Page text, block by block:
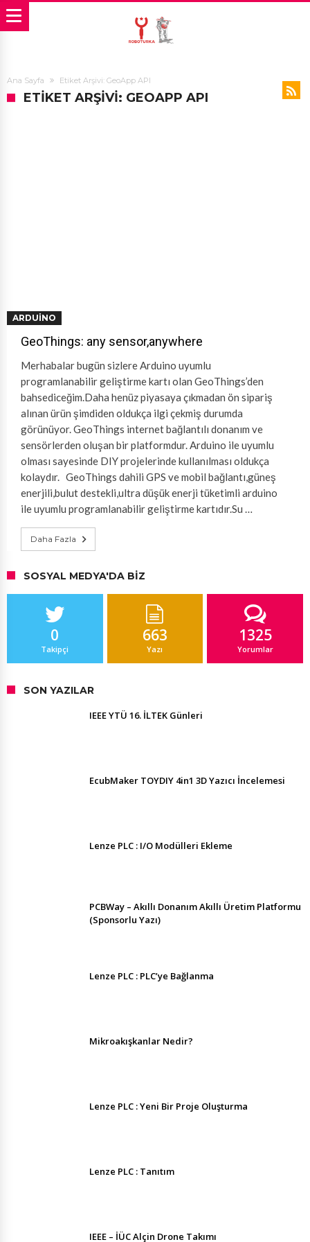
Ana Sayfa Etiket Arşivi: GeoApp API
ETIKET ARŞIVI: GEOAPP API
ARDUINO
GeoThings: any sensor,anywhere
Merhabalar bugün sizlere Arduino uyumlu
programlanabilir geliştirme kartı olan GeoThings’den
bahsediceğim.Daha henüz piyasaya çıkmadan ön sipariş
alınan ürün şimdiden oldukça ilgi çekmiş durumda
görünüyor. GeoThings internet bağlantılı donanım ve
sensörlerden oluşan bir platformdur. Arduino ile uyumlu
olması sayesinde DIY projelerinde kullanılması oldukça
kolaydır. GeoThings dahili GPS ve mobil bağlantı,güneş
enerjili,bulut destekli,ultra düşük enerji tüketimli arduino
ile uyumlu programlanabilir geliştirme kartıdır.Su …
Daha Fazla
SOSYAL MEDYA'DA BIZ
0
Takipçi
663
Yazı
1325
Yorumlar
SON YAZILAR
IEEE YTÜ 16. İLTEK Günleri
EcubMaker TOYDIY 4in1 3D Yazıcı İncelemesi
Lenze PLC : I/O Modülleri Ekleme
PCBWay – Akıllı Donanım Akıllı Üretim Platformu
(Sponsorlu Yazı)
Lenze PLC : PLC’ye Bağlanma
Mikroakışkanlar Nedir?
Lenze PLC : Yeni Bir Proje Oluşturma
Lenze PLC : Tanıtım
IEEE – İÜC Alçin Drone Takımı